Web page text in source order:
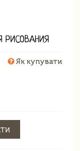
РИСОВАНИЯ
Як купувати